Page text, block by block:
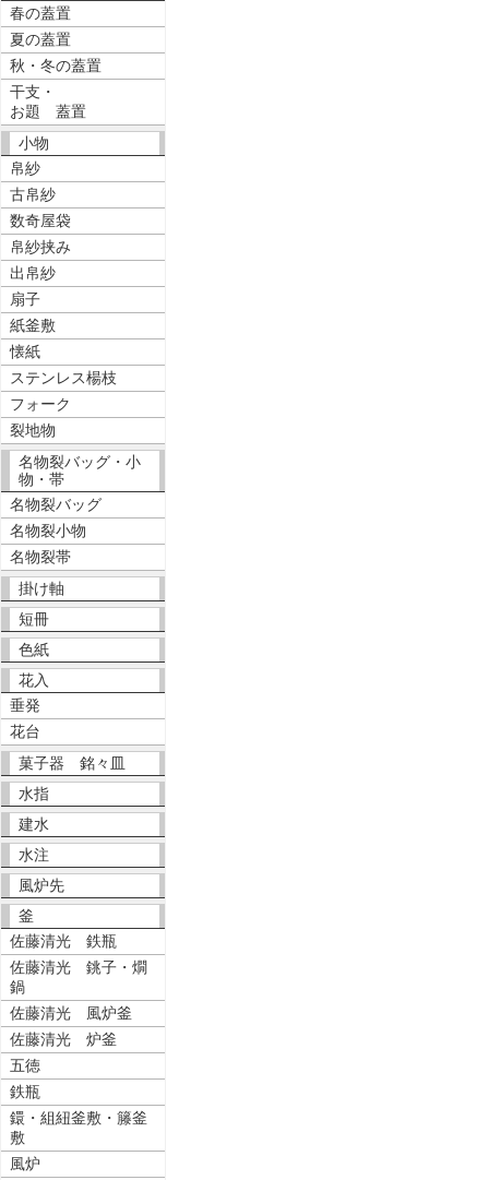
春の蓋置
夏の蓋置
秋・冬の蓋置
干支・
お題 蓋置
小物
帛紗
古帛紗
数奇屋袋
帛紗挟み
出帛紗
扇子
紙釜敷
懐紙
ステンレス楊枝
フォーク
裂地物
名物裂バッグ・小
物・帯
名物裂バッグ
名物裂小物
名物裂帯
掛け軸
短冊
色紙
花入
垂発
花台
菓子器 銘々皿
水指
建水
水注
風炉先
釜
佐藤清光 鉄瓶
佐藤清光 銚子・燗
鍋
佐藤清光 風炉釜
佐藤清光 炉釜
五徳
鉄瓶
鐶・組紐釜敷・籐釜
敷
風炉